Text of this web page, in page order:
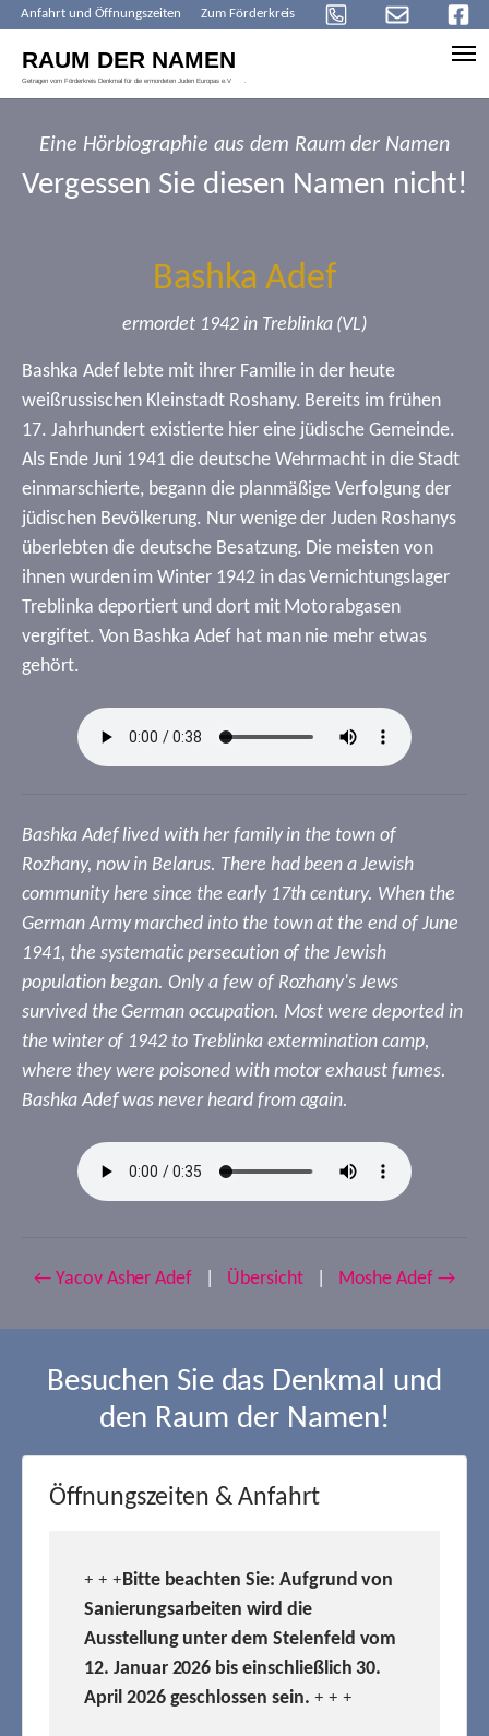
Anfahrt und Öffnungszeiten Zum Förderkreis
Eine Hörbiographie aus dem Raum der Namen
Vergessen Sie diesen Namen nicht!
Bashka Adef
ermordet 1942 in Treblinka (VL)
Bashka Adef lebte mit ihrer Familie in der heute
weißrussischen Kleinstadt Roshany. Bereits im frühen
17. Jahrhundert existierte hier eine jüdische Gemeinde.
Als Ende Juni 1941 die deutsche Wehrmacht in die Stadt
einmarschierte, begann die planmäßige Verfolgung der
jüdischen Bevölkerung. Nur wenige der Juden Roshanys
überlebten die deutsche Besatzung. Die meisten von
ihnen wurden im Winter 1942 in das Vernichtungslager
Treblinka deportiert und dort mit Motorabgasen
vergiftet. Von Bashka Adef hat man nie mehr etwas
gehört.
Bashka Adef lived with her family in the town of
Rozhany, now in Belarus. There had been a Jewish
community here since the early 17th century. When the
German Army marched into the town at the end of June
1941, the systematic persecution of the Jewish
population began. Only a few of Rozhany's Jews
survived the German occupation. Most were deported in
the winter of 1942 to Treblinka extermination camp,
where they were poisoned with motor exhaust fumes.
Bashka Adef was never heard from again.
← Yacov Asher Adef Übersicht Moshe Adef →
Besuchen Sie das Denkmal und
den Raum der Namen!
Öffnungszeiten & Anfahrt
+ + +Bitte beachten Sie: Aufgrund von
Sanierungsarbeiten wird die
Ausstellung unter dem Stelenfeld vom
12. Januar 2026 bis einschließlich 30.
April 2026 geschlossen sein. + + +